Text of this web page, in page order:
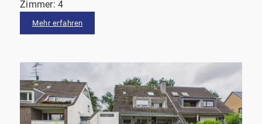
Zimmer: 4
Mehr erfahren